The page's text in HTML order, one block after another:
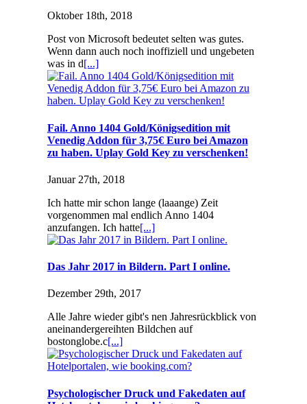
Oktober 18th, 2018
Post von Microsoft bedeutet selten was gutes.
Wenn dann auch noch inoffiziell und ungebeten
was in d[...]
Fail. Anno 1404 Gold/Königsedition mit
Venedig Addon für 3,75€ Euro bei Amazon
zu haben. Uplay Gold Key zu verschenken!
Januar 27th, 2018
Ich hatte mir schon lange (laaange) Zeit
vorgenommen mal endlich Anno 1404
anzufangen. Ich hatte[...]
Das Jahr 2017 in Bildern. Part I online.
Dezember 29th, 2017
Alle Jahre wieder gibt's nen Jahresrückblick von
aneinandergereihten Bildchen auf
bostonglobe.c[...]
Psychologischer Druck und Fakedaten auf